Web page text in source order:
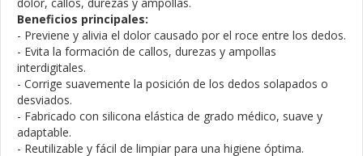
Beneficios principales:
- Previene y alivia el dolor causado por el roce entre los dedos.
- Evita la formación de callos, durezas y ampollas
interdigitales.
- Corrige suavemente la posición de los dedos solapados o
desviados.
- Fabricado con silicona elástica de grado médico, suave y
adaptable.
- Reutilizable y fácil de limpiar para una higiene óptima.